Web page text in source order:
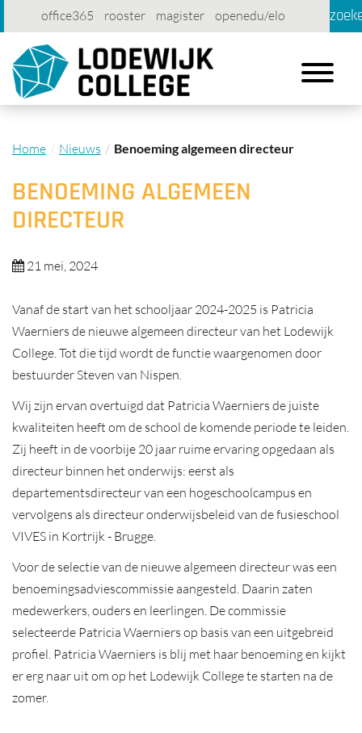
office365 rooster magister
openedu/elo
account
contact printen
Toggle
Home Nieuws Benoeming algemeen directeur
BENOEMING ALGEMEEN
DIRECTEUR
21 mei, 2024
Vanaf de start van het schooljaar 2024-2025 is Patricia
Waerniers de nieuwe algemeen directeur van het Lodewijk
College. Tot die tijd wordt de functie waargenomen door
bestuurder Steven van Nispen.
Wij zijn ervan overtuigd dat Patricia Waerniers de juiste
kwaliteiten heeft om de school de komende periode te leiden.
Zij heeft in de voorbije 20 jaar ruime ervaring opgedaan als
directeur binnen het onderwijs: eerst als
departementsdirecteur van een hogeschoolcampus en
vervolgens als directeur onderwijsbeleid van de fusieschool
VIVES in Kortrijk - Brugge.
Voor de selectie van de nieuwe algemeen directeur was een
benoemingsadviescommissie aangesteld. Daarin zaten
medewerkers, ouders en leerlingen. De commissie
selecteerde Patricia Waerniers op basis van een uitgebreid
profiel. Patricia Waerniers is blij met haar benoeming en kijkt
er erg naar uit om op het Lodewijk College te starten na de
zomer.